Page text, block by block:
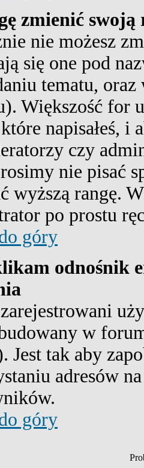
zmienić swoją
nie możesz
się one pod
tematu,
Większość for
napisałeś,
czy
nie pisać
wyższą rangę.
po prostu
góry
odnośnik
w
Jest tak aby
adresów
góry